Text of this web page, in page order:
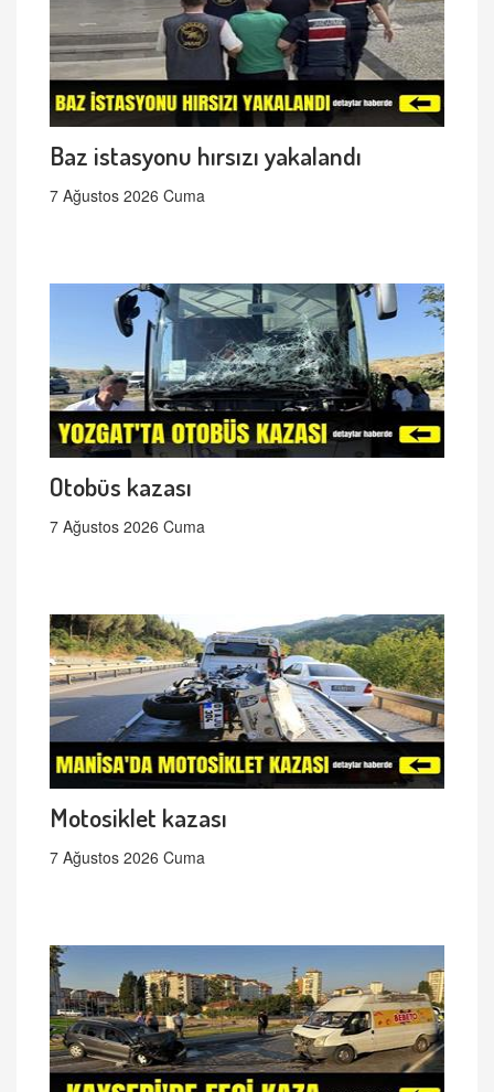
Baz istasyonu hırsızı yakalandı
7 Ağustos 2026 Cuma
Otobüs kazası
7 Ağustos 2026 Cuma
Motosiklet kazası
7 Ağustos 2026 Cuma